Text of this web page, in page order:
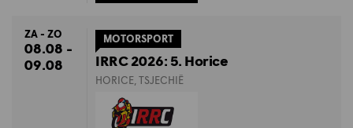
ZA - ZO
08.08 -
09.08
MOTORSPORT
IRRC 2026: 5. Horice
HORICE, TSJECHIË